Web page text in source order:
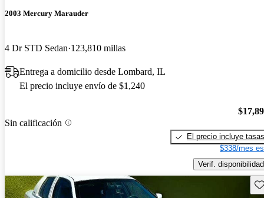
2003 Mercury Marauder
4 Dr STD Sedan 123,810 millas
Entrega a domicilio desde Lombard, IL
El precio incluye envío de $1,240
Sin calificación
El precio incluye tasas
$338/mes
Verif. disponibilidad